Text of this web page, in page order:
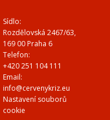
Sídlo:
Rozdělovská 2467/63,
169 00 Praha 6
Telefon:
+420 251 104 111
Email:
info@cervenykriz.eu
Nastavení souborů
cookie